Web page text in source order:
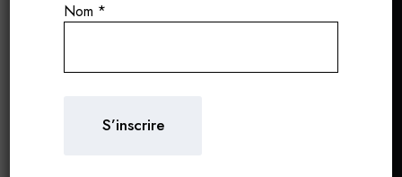
Sa philosophie s’appuie sur des pratiques
afin de révéler pleinement l’essence du terroir.
Nom *